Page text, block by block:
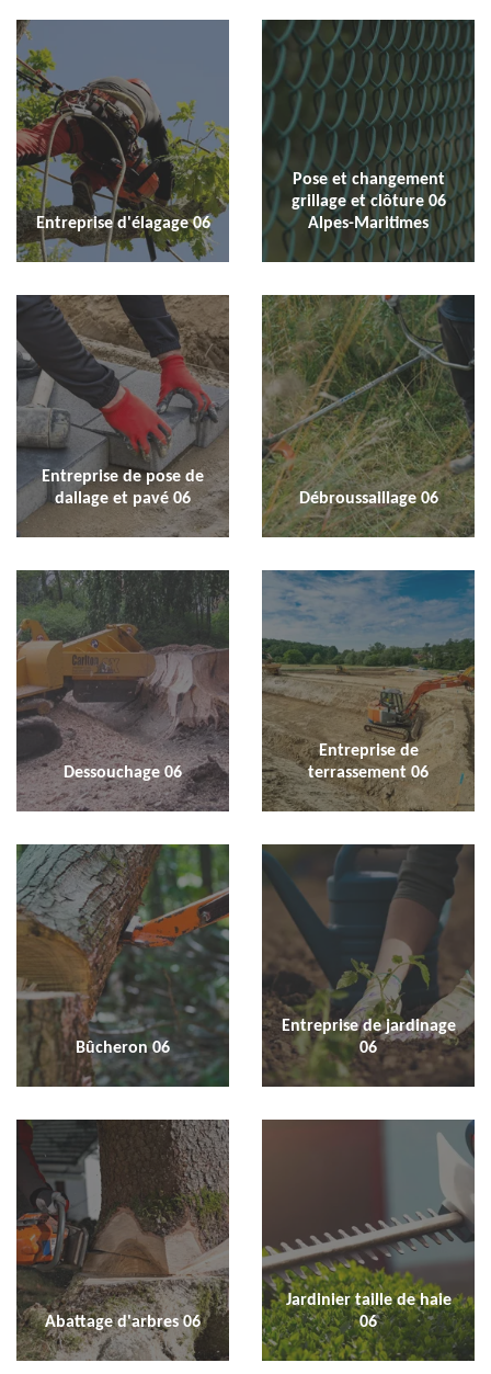
Entreprise d'élagage 06
Pose et changement
grillage et clôture 06
Alpes-Maritimes
Entreprise de pose de
dallage et pavé 06
Débroussaillage 06
Dessouchage 06
Entreprise de
terrassement 06
Bûcheron 06
Entreprise de jardinage
06
Abattage d'arbres 06
Jardinier taille de haie
06